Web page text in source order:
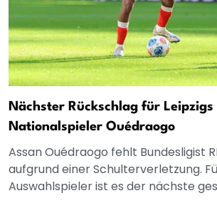
Nächster Rückschlag für Leipzigs
Nationalspieler Ouédraogo
Assan Ouédraogo fehlt Bundesligist
aufgrund einer Schulterverletzung.
Auswahlspieler ist es der nächste